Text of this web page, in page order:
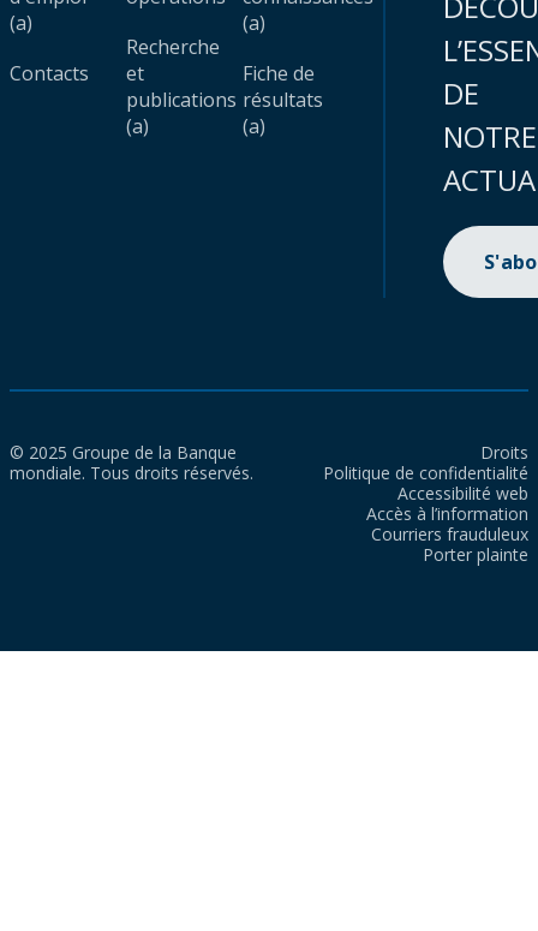
(a)
Contacts
Recherche
et
publications
(a)
(a)
Fiche de
résultats
(a)
DE
NOTRE
© 2025 Groupe de la Banque
mondiale. Tous droits réservés.
Droits
Politique de confidentialité
Accessibilité web
Accès à l’information
Courriers frauduleux
Porter plainte